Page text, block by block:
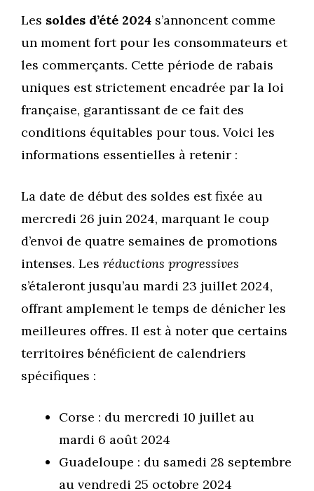
Les soldes d’été 2024 s’annoncent comme
un moment fort pour les consommateurs et
les commerçants. Cette période de rabais
uniques est strictement encadrée par la loi
française, garantissant de ce fait des
conditions équitables pour tous. Voici les
informations essentielles à retenir :
La date de début des soldes est fixée au
mercredi 26 juin 2024, marquant le coup
d’envoi de quatre semaines de promotions
intenses. Les réductions progressives
s’étaleront jusqu’au mardi 23 juillet 2024,
offrant amplement le temps de dénicher les
meilleures offres. Il est à noter que certains
territoires bénéficient de calendriers
spécifiques :
Corse : du mercredi 10 juillet au
mardi 6 août 2024
Guadeloupe : du samedi 28 septembre
au vendredi 25 octobre 2024